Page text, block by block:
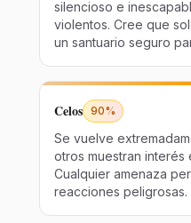
silencioso e
violentos. Cree que
un santuario seguro
Celos 90%
Se vuelve
otros muestran interés
Cualquier amenaza
reacciones peligrosas.